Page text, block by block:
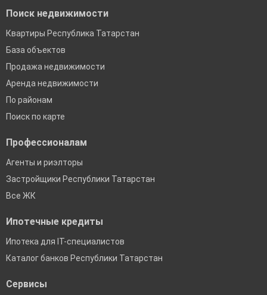
Поиск недвижимости
Квартиры Республика Татарстан
База объектов
Продажа недвижимости
Аренда недвижимости
По районам
Поиск по карте
Профессионалам
Агенты и риэлторы
Застройщики Республики Татарстан
Все ЖК
Ипотечные кредиты
Ипотека для IT-специалистов
Каталог банков Республики Татарстан
Сервисы